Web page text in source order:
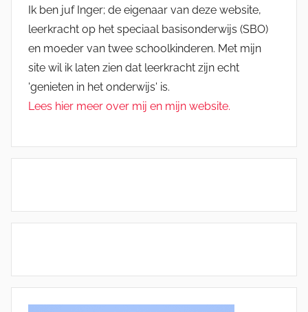
Ik ben juf Inger; de eigenaar van deze website,
leerkracht op het speciaal basisonderwijs (SBO)
en moeder van twee schoolkinderen. Met mijn
site wil ik laten zien dat leerkracht zijn echt
'genieten in het onderwijs' is.
Lees hier meer over mij en mijn website.